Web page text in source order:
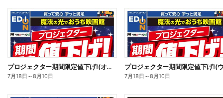
プロジェクター期間限定値下げ!(オモテ)
7月18日 ～8月10日
プロジェクター期間限定値下げ!(
7月18日 ～8月10日